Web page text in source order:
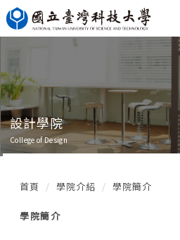
跳
到
主
容
區
首頁 學院介紹 學院簡介
學院簡介